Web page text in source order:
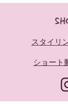
スタイリ
ショート